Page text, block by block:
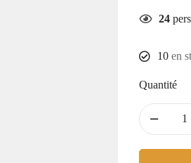
24
10 en
Quantité